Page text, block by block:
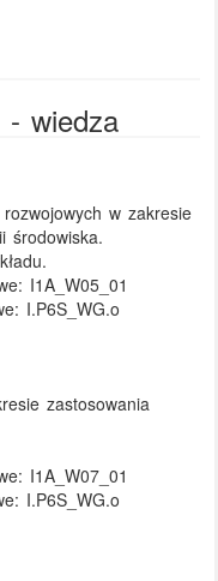
- wiedza
w zakresie
środowiska.
I1A_W05_01
I.P6S_WG.o
zastosowania
I1A_W07_01
I.P6S_WG.o